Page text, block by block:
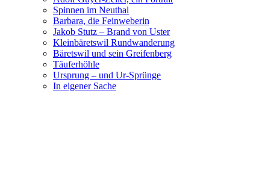
Spinnen im Neuthal
Barbara, die Feinweberin
Jakob Stutz – Brand von Uster
Kleinbäretswil Rundwanderung
Bäretswil und sein Greifenberg
Täuferhöhle
Ursprung – und Ur-Sprünge
In eigener Sache